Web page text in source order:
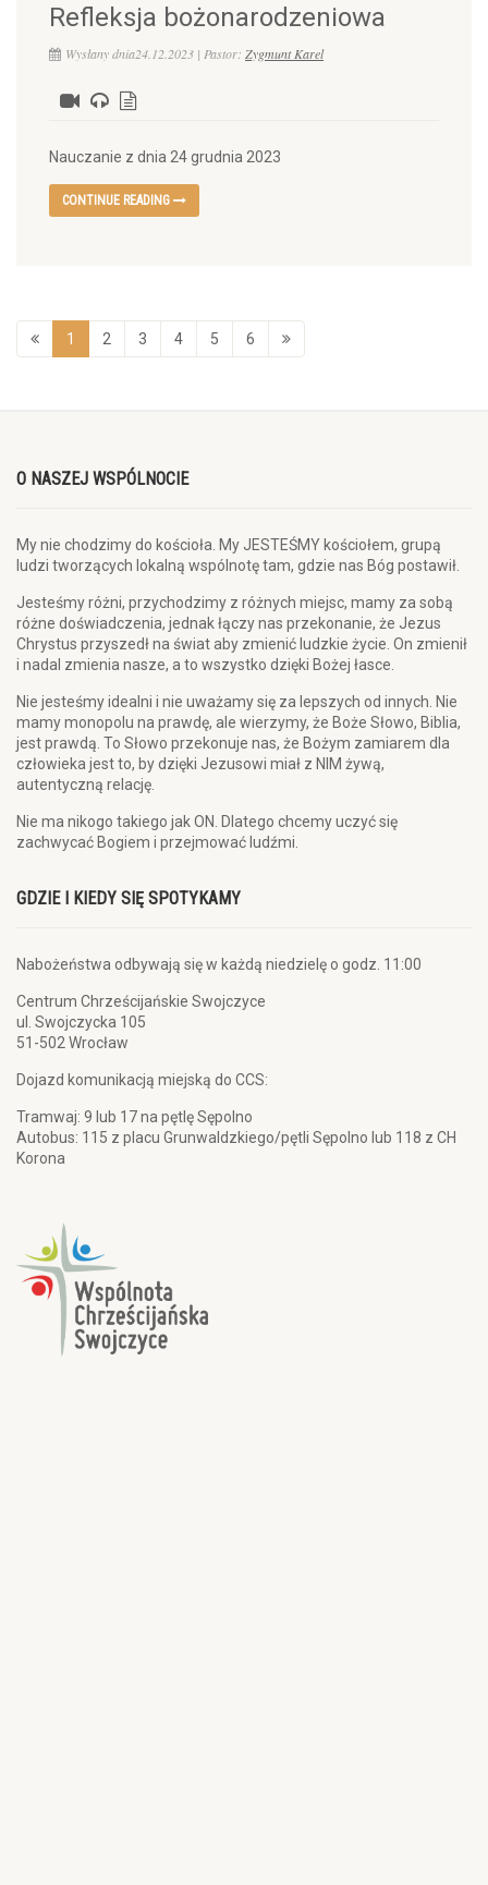
Refleksja bożonarodzeniowa
Wysłany dnia24.12.2023 | Pastor: Zygmunt Karel
Nauczanie z dnia 24 grudnia 2023
CONTINUE READING
1 2 3 4 5 6
O NASZEJ WSPÓLNOCIE
My nie chodzimy do kościoła. My JESTEŚMY kościołem, grupą
ludzi tworzących lokalną wspólnotę tam, gdzie nas Bóg postawił.
Jesteśmy różni, przychodzimy z różnych miejsc, mamy za sobą
różne doświadczenia, jednak łączy nas przekonanie, że Jezus
Chrystus przyszedł na świat aby zmienić ludzkie życie. On zmienił
i nadal zmienia nasze, a to wszystko dzięki Bożej łasce.
Nie jesteśmy idealni i nie uważamy się za lepszych od innych. Nie
mamy monopolu na prawdę, ale wierzymy, że Boże Słowo, Biblia,
jest prawdą. To Słowo przekonuje nas, że Bożym zamiarem dla
człowieka jest to, by dzięki Jezusowi miał z NIM żywą,
autentyczną relację.
Nie ma nikogo takiego jak ON. Dlatego chcemy uczyć się
zachwycać Bogiem i przejmować ludźmi.
GDZIE I KIEDY SIĘ SPOTYKAMY
Nabożeństwa odbywają się w każdą niedzielę o godz. 11:00
Centrum Chrześcijańskie Swojczyce
ul. Swojczycka 105
51-502 Wrocław
Dojazd komunikacją miejską do CCS:
Tramwaj: 9 lub 17 na pętlę Sępolno
Autobus: 115 z placu Grunwaldzkiego/pętli Sępolno lub 118 z CH
Korona